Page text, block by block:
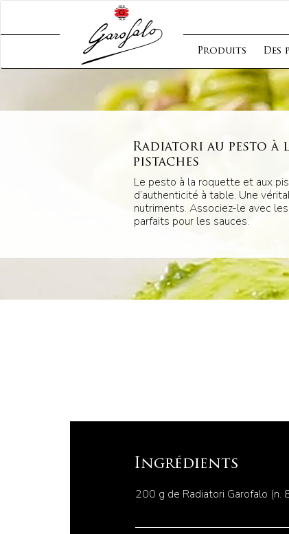
Produits Des
Radiatori au pesto à
pistaches
Le pesto à la roquette et aux
d’authenticité à table. Une
nutriments. Associez-le avec
parfaits pour les sauces.
Ingrédients
200 g de Radiatori Garofalo (n.